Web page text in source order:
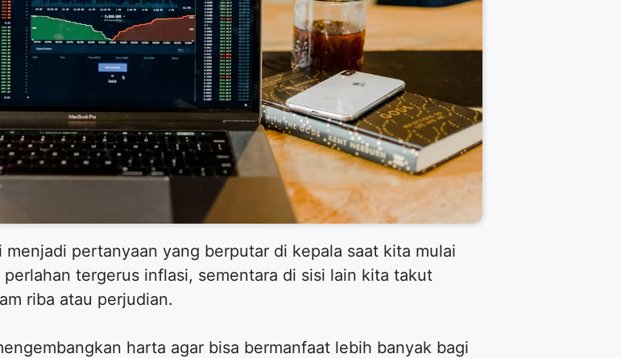
pertanyaan yang berputar di kepala saat kita mulai
tergerus inflasi, sementara di sisi lain kita takut
riba atau perjudian.
harta agar bisa bermanfaat lebih banyak bagi